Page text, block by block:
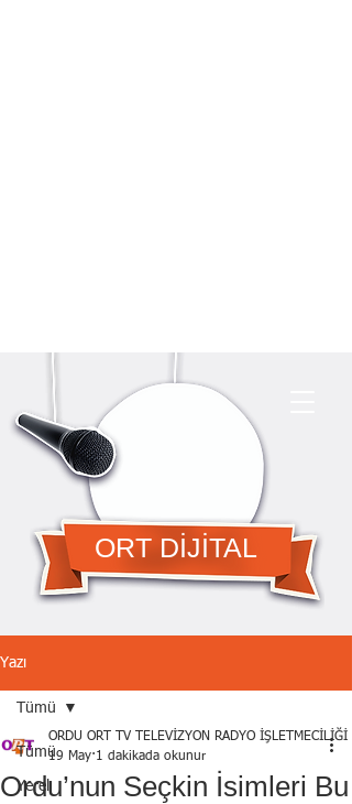
ORT DİJİTAL
Yazı
Tümü
Yerel
Tümü
Ordu’nun Seçkin İsimleri Bu
ORDU ORT TV TELEVİZYON RADYO İŞLETMECİLİĞİ
19 May 1 dakikada okunur